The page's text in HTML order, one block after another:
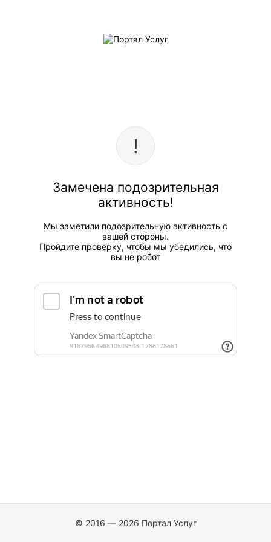
Замечена подозрительная
активность!
Мы заметили подозрительную активность с
вашей стороны.
Пройдите проверку, чтобы мы убедились, что
вы не робот
© 2016 — 2026 Портал Услуг